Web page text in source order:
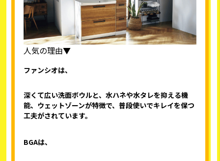
人気の理由▼
ファンシオは、
深くて広い洗面ボウルと、水ハネや水タレを抑える機
能、ウェットゾーンが特徴で、普段使いでキレイを保つ
工夫がされています。
BGAは、